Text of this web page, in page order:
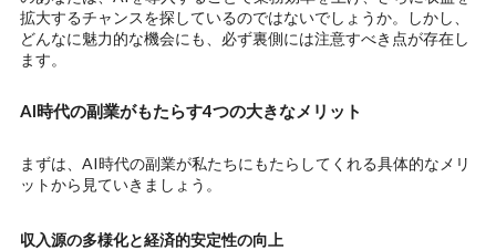
拡大するチャンスを探しているのではないでしょうか。しかし、
どんなに魅力的な機会にも、必ず裏側には注意すべき点が存在し
ます。
AI時代の副業がもたらす4つの大きなメリット
まずは、AI時代の副業が私たちにもたらしてくれる具体的なメリ
ットから見ていきましょう。
収入源の多様化と経済的安定性の向上